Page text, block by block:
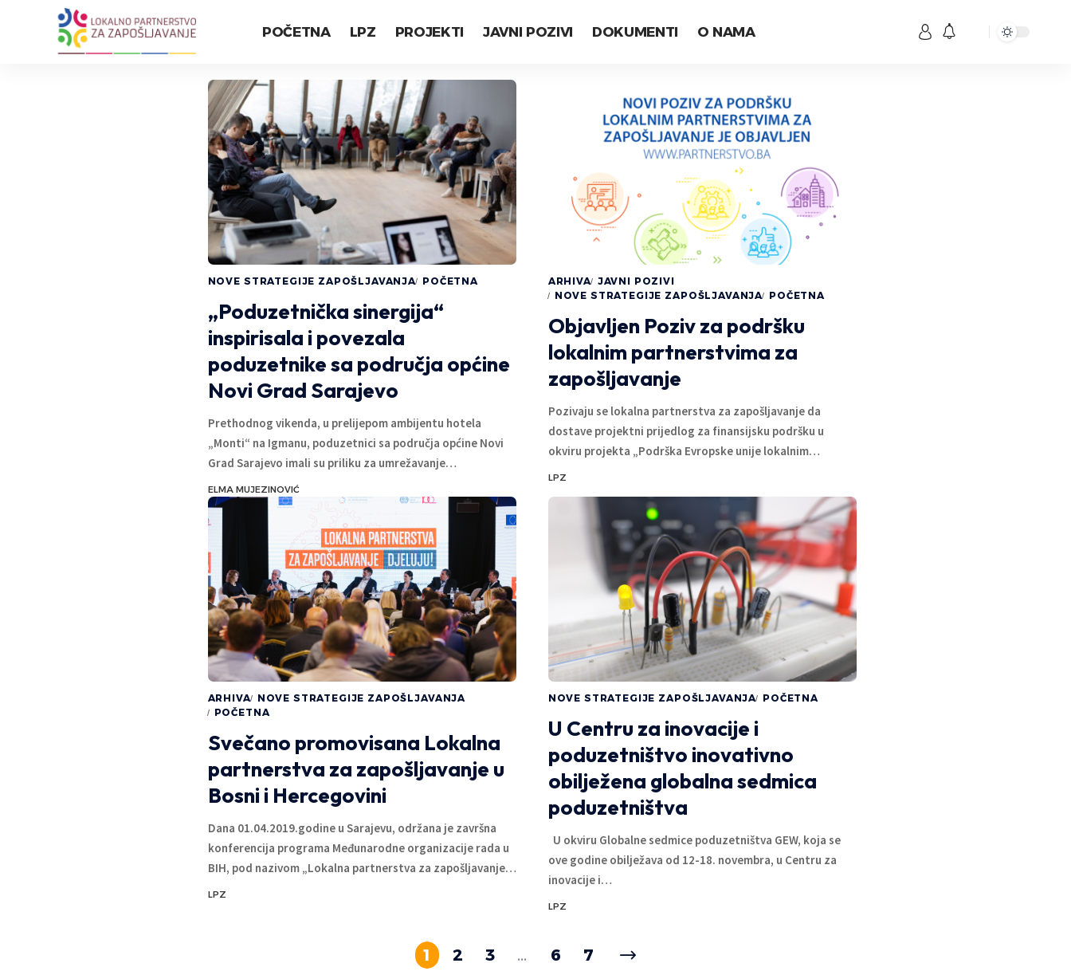
POČETNA LPZ PROJEKTI JAVNI POZIVI DOKUMENTI O NAMA
NOVE STRATEGIJE ZAPOŠLJAVANJA POČETNA
„Poduzetnička sinergija“
inspirisala i povezala
poduzetnike sa područja općine
Novi Grad Sarajevo
Prethodnog vikenda, u prelijepom ambijentu hotela
„Monti“ na Igmanu, poduzetnici sa područja općine Novi
Grad Sarajevo imali su priliku za umrežavanje…
ELMA MUJEZINOVIĆ
ARHIVA JAVNI POZIVI
NOVE STRATEGIJE ZAPOŠLJAVANJA POČETNA
Objavljen Poziv za podršku
lokalnim partnerstvima za
zapošljavanje
Pozivaju se lokalna partnerstva za zapošljavanje da
dostave projektni prijedlog za finansijsku podršku u
okviru projekta „Podrška Evropske unije lokalnim…
LPZ
ARHIVA
NOVE STRATEGIJE ZAPOŠLJAVANJA
POČETNA
Svečano promovisana Lokalna
partnerstva za zapošljavanje u
Bosni i Hercegovini
Dana 01.04.2019.godine u Sarajevu, održana je završna
konferencija programa Međunarodne organizacije rada u
BIH, pod nazivom „Lokalna partnerstva za zapošljavanje…
LPZ
NOVE STRATEGIJE ZAPOŠLJAVANJA POČETNA
U Centru za inovacije i
poduzetništvo inovativno
obilježena globalna sedmica
poduzetništva
U okviru Globalne sedmice poduzetništva GEW, koja se
ove godine obilježava od 12-18. novembra, u Centru za
inovacije i…
LPZ
1 2 3 … 6 7